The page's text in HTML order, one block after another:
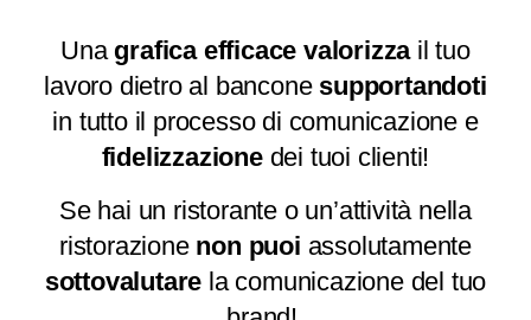
Una grafica efficace valorizzail tuo
lavoro dietro al bancone supportandoti
in tutto il processo di comunicazione e
fidelizzazionedei tuoi clienti!
Se hai un ristorante o un’attività nella
ristorazione non puoi assolutamente
sottovalutare la comunicazione del tuo